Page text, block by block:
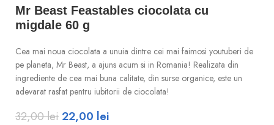
Mr Beast Feastables ciocolata cu
migdale 60 g
Cea mai noua ciocolata a unuia dintre cei mai faimosi youtuberi de
pe planeta, Mr Beast, a ajuns acum si in Romania! Realizata din
ingrediente de cea mai buna calitate, din surse organice, este un
adevarat rasfat pentru iubitorii de ciocolata!
32,00lei22,00 lei